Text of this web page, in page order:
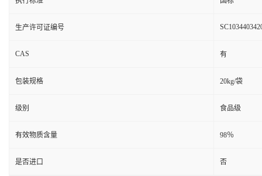
生产许可证编号
CAS 有
包装规格 20kg/袋
级别 食品级
有效物质含量 98％
是否进口 否